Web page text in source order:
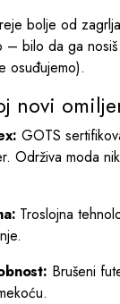
bolje od
– bilo da ga
osuđujemo).
novi
GOTS
Održiva moda
Troslojna
Brušeni